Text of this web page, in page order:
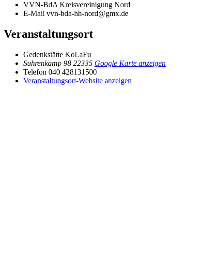
VVN-BdA Kreisvereinigung Nord
E-Mail vvn-bda-hh-nord@gmx.de
Veranstaltungsort
Gedenkstätte KoLaFu
Suhrenkamp 98 22335 Google Karte anzeigen
Telefon 040 428131500
Veranstaltungsort-Website anzeigen